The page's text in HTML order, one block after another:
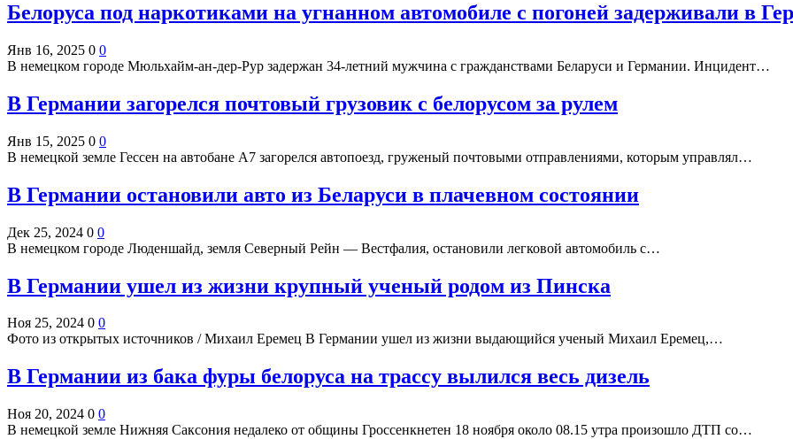
Белоруса под наркотиками на угнанном автомобиле с погоней задерживали в
Янв 16, 2025 0 0
В немецком городе Мюльхайм-ан-дер-Рур задержан 34-летний мужчина с гражданствами Беларуси и Германии. Инцидент…
В Германии загорелся почтовый грузовик с белорусом за рулем
Янв 15, 2025 0 0
В немецкой земле Гессен на автобане А7 загорелся автопоезд, груженый почтовыми отправлениями, которым управлял…
В Германии остановили авто из Беларуси в плачевном состоянии
Дек 25, 2024 0 0
В немецком городе Люденшайд, земля Северный Рейн — Вестфалия, остановили легковой автомобиль с…
В Германии ушел из жизни крупный ученый родом из Пинска
Ноя 25, 2024 0 0
Фото из открытых источников / Михаил Еремец В Германии ушел из жизни выдающийся ученый Михаил Еремец,…
В Германии из бака фуры белоруса на трассу вылился весь дизель
Ноя 20, 2024 0 0
В немецкой земле Нижняя Саксония недалеко от общины Гроссенкнетен 18 ноября около 08.15 утра произошло ДТП со…